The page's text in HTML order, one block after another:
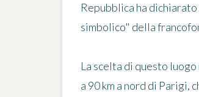
Repubblica ha
simbolico" della
La scelta di questo
a 90 km a nord di Parigi,